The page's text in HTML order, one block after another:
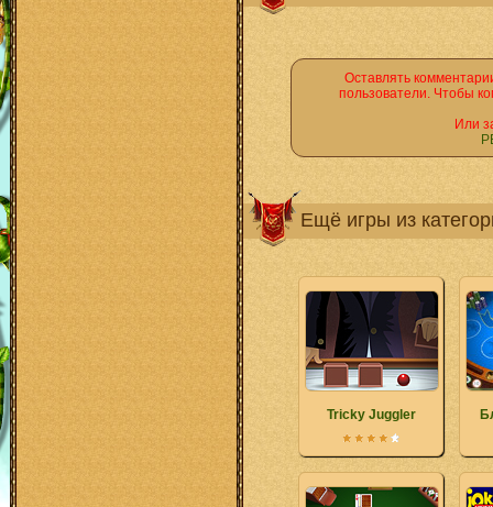
Оставлять
пользователи. Чтобы
Или
Ещё игры из
Tricky Juggler